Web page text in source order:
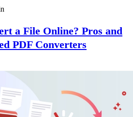
a File Online? Pros and
PDF Converters